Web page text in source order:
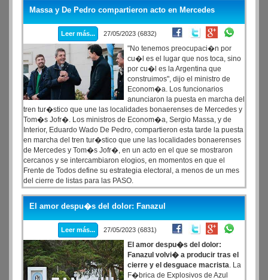
causa que investiga el hostigamiento y persecuci�n a los
accionistas del Grupo Indalo.
Massa y De Pedro compartieron acto en Mercedes
Leer más... 27/05/2023 (6832)
"No tenemos preocupaci�n por
cu�l es el lugar que nos toca, sino
por cu�l es la Argentina que
construimos", dijo el ministro de
Econom�a. Los funcionarios
anunciaron la puesta en marcha del
tren tur�stico que une las localidades bonaerenses de Mercedes y
Tom�s Jofr�. Los ministros de Econom�a, Sergio Massa, y de
Interior, Eduardo Wado De Pedro, compartieron esta tarde la puesta
en marcha del tren tur�stico que une las localidades bonaerenses
de Mercedes y Tom�s Jofr�, en un acto en el que se mostraron
cercanos y se intercambiaron elogios, en momentos en que el
Frente de Todos define su estrategia electoral, a menos de un mes
del cierre de listas para las PASO.
El amor despu�s del dolor: Fanazul
Leer más... 27/05/2023 (6831)
El amor despu�s del dolor:
Fanazul volvi� a producir tras el
cierre y el desguace macrista. La
F�brica de Explosivos de Azul